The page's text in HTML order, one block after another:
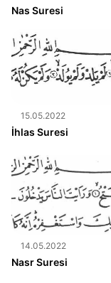
Nas Suresi
15.05.2022
İhlas Suresi
14.05.2022
Nasr Suresi